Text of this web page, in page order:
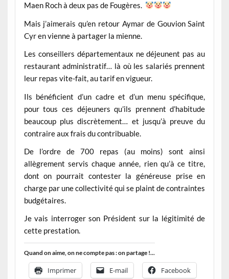
Maen Roch à deux pas de Fougères.
Mais j’aimerais qu’en retour Aymar de Gouvion Saint
Cyr en vienne à partager la mienne.
Les conseillers départementaux ne déjeunent pas au
restaurant administratif… là où les salariés prennent
leur repas vite-fait, au tarif en vigueur.
Ils bénéficient d’un cadre et d’un menu spécifique,
pour tous ces déjeuners qu’ils prennent d’habitude
beaucoup plus discrètement… et jusqu’à preuve du
contraire aux frais du contribuable.
De l’ordre de 700 repas (au moins) sont ainsi
allègrement servis chaque année, rien qu’à ce titre,
dont on pourrait contester la généreuse prise en
charge par une collectivité qui se plaint de contraintes
budgétaires.
Je vais interroger son Président sur la légitimité de
cette prestation.
Quand on aime, on ne compte pas : on partage !...
Imprimer E-mail Facebook